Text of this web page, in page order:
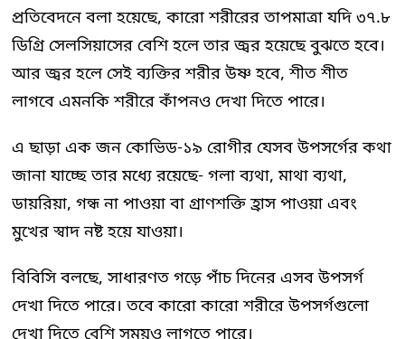
প্রতিবেদনে বলা হয়েছে, কারো শরীরের তাপমাত্রা যদি ৩৭.৮
ডিগ্রি সেলসিয়াসের বেশি হলে তার জ্বর হয়েছে বুঝতে হবে।
আর জ্বর হলে সেই ব্যক্তির শরীর উষ্ণ হবে, শীত শীত
লাগবে এমনকি শরীরে কাঁপনও দেখা দিতে পারে।
এ ছাড়া এক জন কোভিড-১৯ রোগীর যেসব উপসর্গের কথা
জানা যাচ্ছে তার মধ্যে রয়েছে- গলা ব্যথা, মাথা ব্যথা,
ডায়রিয়া, গন্ধ না পাওয়া বা গ্রাণশক্তি হ্রাস পাওয়া এবং
মুখের স্বাদ নষ্ট হয়ে যাওয়া।
বিবিসি বলছে, সাধারণত গড়ে পাঁচ দিনের এসব উপসর্গ
দেখা দিতে পারে। তবে কারো কারো শরীরে উপসর্গগুলো
দেখা দিতে বেশি সময়ও লাগতে পারে।